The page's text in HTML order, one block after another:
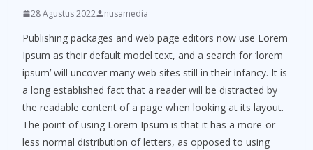
28 Agustus 2022 nusamedia
Publishing packages and web page editors now use Lorem
Ipsum as their default model text, and a search for ‘lorem
ipsum’ will uncover many web sites still in their infancy. It is
a long established fact that a reader will be distracted by
the readable content of a page when looking at its layout.
The point of using Lorem Ipsum is that it has a more-or-
less normal distribution of letters, as opposed to using